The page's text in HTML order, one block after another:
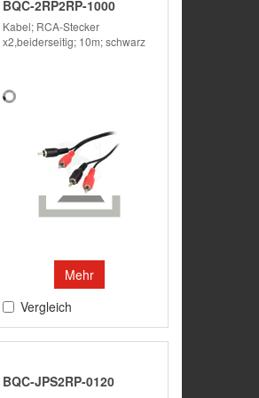
BQC-2RP2RP-1000
Kabel; RCA-Stecker
x2,beiderseitig; 10m; schwarz
Mehr
Vergleich
BQC-JPS2RP-0120